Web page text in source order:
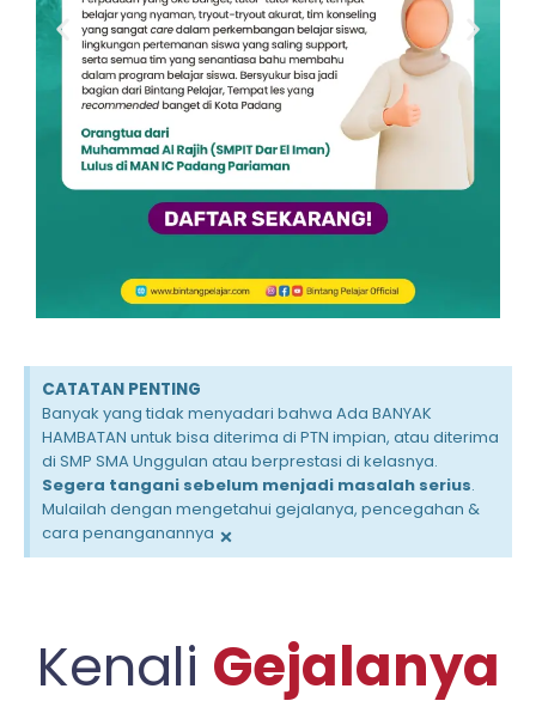
CATATAN PENTING
Banyak yang tidak menyadari bahwa Ada BANYAK
HAMBATAN untuk bisa diterima di PTN impian, atau diterima
di SMP SMA Unggulan atau berprestasi di kelasnya.
Segera tangani sebelum menjadi masalah serius.
Mulailah dengan mengetahui gejalanya, pencegahan &
cara penanganannya ×
Kenali Gejalanya